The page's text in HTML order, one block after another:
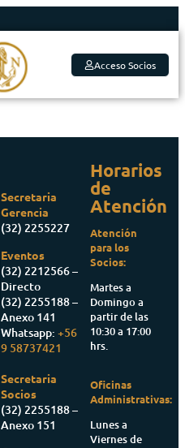
Acceso Socios
Secretaria
Gerencia
(32) 2255227
Eventos
(32) 2212566 –
Directo
(32) 2255188 –
Anexo 141
Whatsapp:+56
9 58737421
Secretaria
Socios
(32) 2255188 –
Anexo 151
Horarios
de
Atención
Atención
para los
Socios:
Martes a
Domingo a
partir de las
10:30 a 17:00
hrs.
Oficinas
Administrativas:
Lunes a
Viernes de